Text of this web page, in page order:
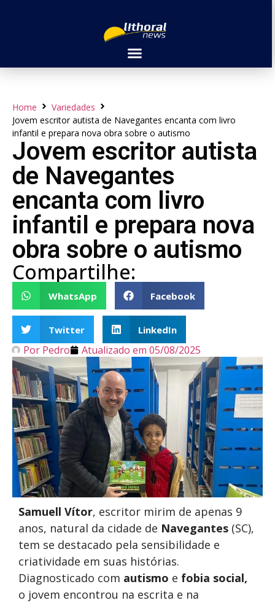
Home
Variedades
Jovem escritor autista de Navegantes encanta com livro
infantil e prepara nova obra sobre o autismo
Jovem escritor autista
de Navegantes
encanta com livro
infantil e prepara nova
obra sobre o autismo
Compartilhe:
WhatsApp Facebook
Twitter LinkedIn
Por Pedro Atualizado em 05/08/2025
Samuell Vítor, escritor mirim de apenas 9
anos, natural da cidade de Navegantes (SC),
tem se destacado pela sensibilidade e
criatividade em suas histórias.
Diagnosticado com autismo e fobia social,
o jovem encontrou na escrita e na